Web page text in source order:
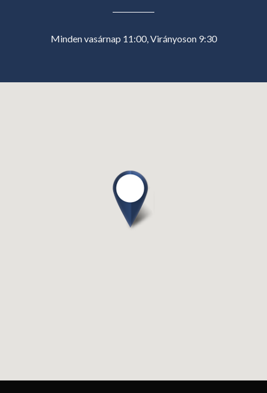
Minden vasárnap 11:00, Virányoson 9:30